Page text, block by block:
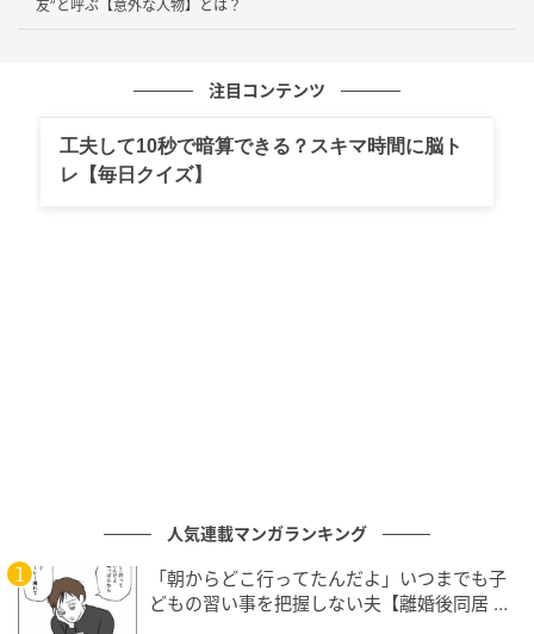
まさかの2位という好成績で大喜びしたと明かしていま
過酷ロケの記憶
きます。過酷な現場をくぐり抜けてきた宮川さんだか
らこそ語ることができる、印象に残るエピソードでし
た。
友”と呼ぶ【意外な人物】とは？
注目コンテンツ
工夫して10秒で暗算できる？スキマ時間に脳ト
レ【毎日クイズ】
人気連載マンガランキング
「朝からどこ行ってたんだよ」いつまでも子
どもの習い事を把握しない夫【離婚後同居 Vo